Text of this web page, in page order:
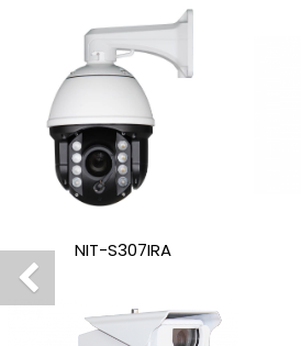
NIT-S307IRA
Previous